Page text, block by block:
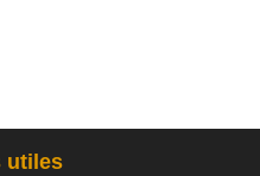
utiles